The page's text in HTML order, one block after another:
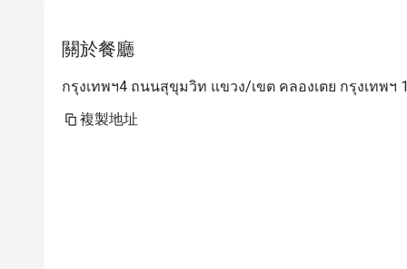
關於餐廳
กรุงเทพฯ4 ถนนสุขุมวิท แขวง/เขต คลองเตย กรุงเทพฯ
複製地址